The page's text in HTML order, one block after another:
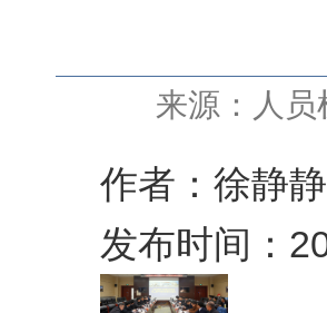
来源：人员
作者：徐静
发布时间：